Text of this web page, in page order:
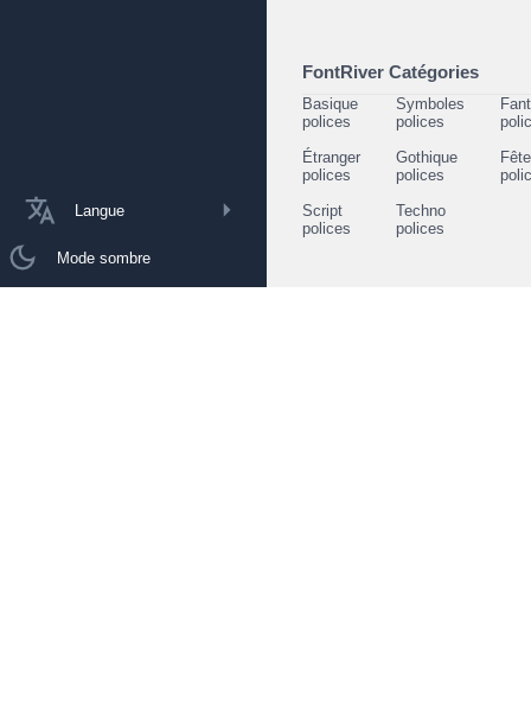
Langue
Mode sombre
FontRiver Catégories
Basique
polices
Symboles
polices
Étranger
polices
Gothique
polices
Script
polices
Techno
polices